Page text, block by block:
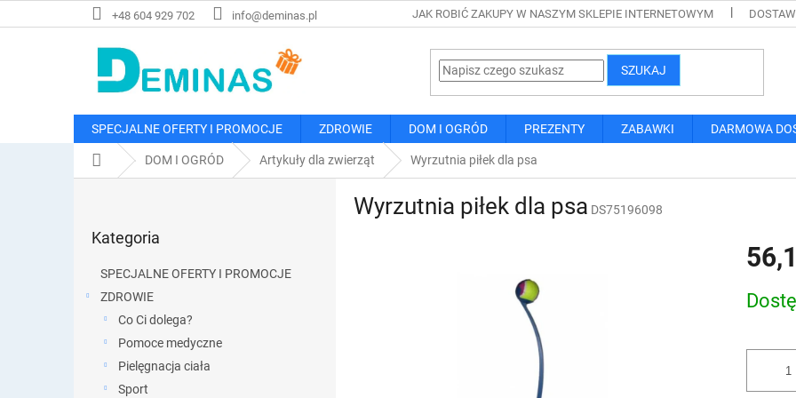
do
+48 604 929 702 info@deminas.pl JAK ROBIĆ ZAKUPY W NASZYM SKLEPIE INTERNETOWYM
SZUKAJ
SPECJALNE OFERTY I PROMOCJE ZDROWIE DOM I OGRÓD PREZENTY ZABAWKI DARMOWA
Home DOM I OGRÓD Artykuły dla zwierząt Wyrzutnia piłek dla psa
kategorie
Kategoria
SPECJALNE OFERTY I PROMOCJE
ZDROWIE
Co Ci dolega?
Pomoce medyczne
Pielęgnacja ciała
Sport
Wyrzutnia piłek dla psa DS75196098